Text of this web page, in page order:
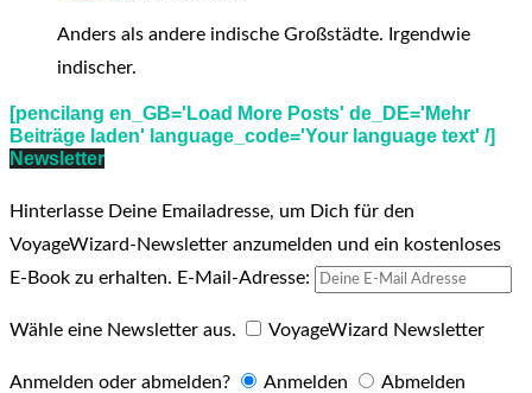
Anders als andere indische Großstädte. Irgendwie
indischer.
[pencilang en_GB='Load More Posts' de_DE='Mehr
Beiträge laden' language_code='Your language text' /]
Newsletter
Hinterlasse Deine Emailadresse, um Dich für den
VoyageWizard-Newsletter anzumelden und ein kostenloses
E-Book zu erhalten. E-Mail-Adresse:
Wähle eine Newsletter aus. VoyageWizard Newsletter
Anmelden oder abmelden? Anmelden Abmelden